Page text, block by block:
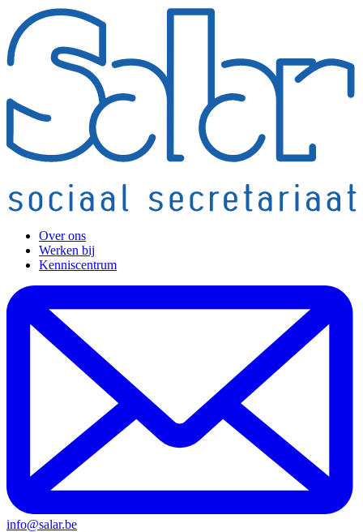
Over ons
Werken bij
Kenniscentrum
info@salar.be